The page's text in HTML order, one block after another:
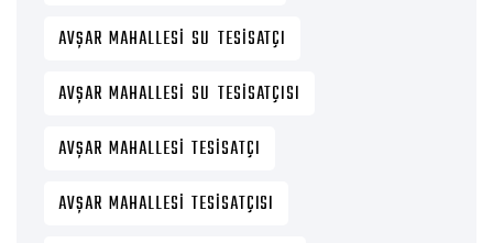
AVŞAR MAHALLESI SU TESISATÇI
AVŞAR MAHALLESI SU TESISATÇISI
AVŞAR MAHALLESI TESISATÇI
AVŞAR MAHALLESI TESISATÇISI